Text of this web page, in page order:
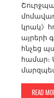
կրակ》
այրերի
հնչեց
համար։
READ